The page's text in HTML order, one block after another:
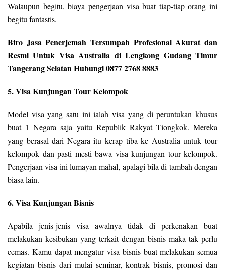
Walaupun begitu, biaya pengerjaan visa buat tiap-tiap orang ini
begitu fantastis.
Biro Jasa Penerjemah Tersumpah Profesional Akurat dan
Resmi Untuk Visa Australia di Lengkong Gudang Timur
Tangerang Selatan Hubungi 0877 2768 8883
5. Visa Kunjungan Tour Kelompok
Model visa yang satu ini ialah visa yang di peruntukan khusus
buat 1 Negara saja yaitu Republik Rakyat Tiongkok. Mereka
yang berasal dari Negara itu kerap tiba ke Australia untuk tour
kelompok dan pasti mesti bawa visa kunjungan tour kelompok.
Pengerjaan visa ini lumayan mahal, apalagi bila di tambah dengan
biasa lain.
6. Visa Kunjungan Bisnis
Apabila jenis-jenis visa awalnya tidak di perkenakan buat
melakukan kesibukan yang terkait dengan bisnis maka tak perlu
cemas. Kamu dapat mengatur visa bisnis buat melakukan semua
kegiatan bisnis dari mulai seminar, kontrak bisnis, promosi dan